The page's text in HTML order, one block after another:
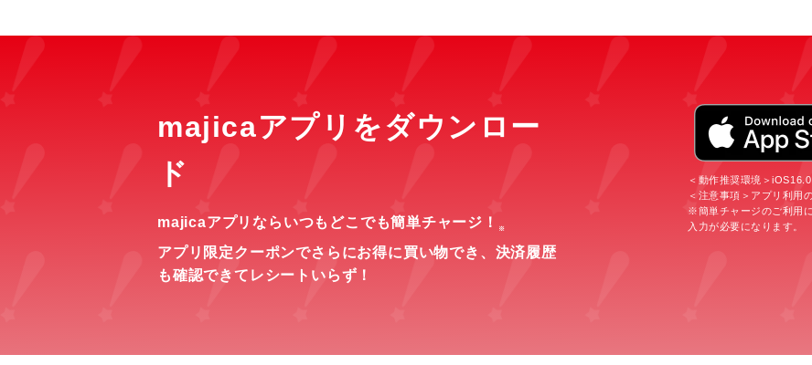
majicaアプリをダウンロー
ド
majicaアプリならいつもどこでも簡単チャージ！ ※
アプリ限定クーポンでさらにお得に買い物でき、 決済履歴
も確認できてレシートいらず！
＜動作推奨環境＞
＜注意事項＞アプリ利用
※簡単チャージのご利用に
入力が必要になります。